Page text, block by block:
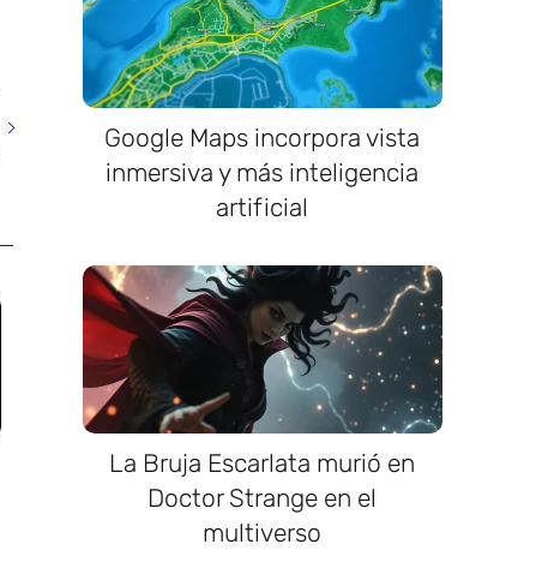
Google Maps incorpora vista
inmersiva y más inteligencia
artificial
La Bruja Escarlata murió en
Doctor Strange en el
multiverso